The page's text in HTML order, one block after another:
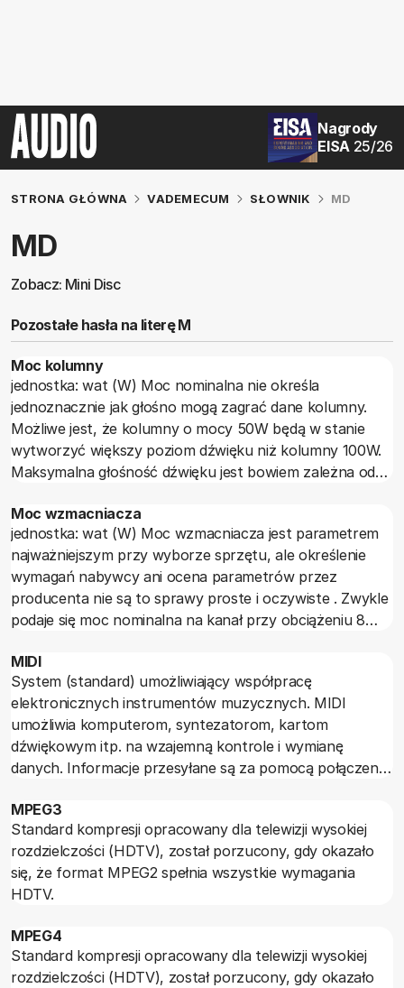
Nagrody
EISA 25/26
STRONA GŁÓWNA VADEMECUM SŁOWNIK MD
MD
Zobacz: Mini Disc
Pozostałe hasła na literę M
Moc kolumny
jednostka: wat (W) Moc nominalna nie określa
jednoznacznie jak głośno mogą zagrać dane kolumny.
Możliwe jest, że kolumny o mocy 50W będą w stanie
wytworzyć większy poziom dźwięku niż kolumny 100W.
Maksymalna głośność dźwięku jest bowiem zależna od
w energię akustyczną, a także od konstrukcji
mechanicznej kolumny, od powierzchni głośników,
zakresu wychyleń membran, przekrojów tuneli bass
reflexu czy też wielkości membrany biernej. Nie należy
kupować wzmacniacza o mocy mniejszej niż to zaleca
producent kolumn. Oprócz mocy nominalnej podaje się
wartości.
Moc wzmacniacza
jednostka: wat (W) Moc wzmacniacza jest parametrem
najważniejszym przy wyborze sprzętu, ale określenie
wymagań nabywcy ani ocena parametrów przez
producenta nie są to sprawy proste i oczywiste . Zwykle
podaje się moc nominalna na kanał przy obciążeniu 8
też moc na obciążeniu 4 omów. We wzmacniaczu o
zerowej impedancji wyjściowej powinna ona być dwa razy
większa niż na 8 omach. Jednak w rzeczywistych
wzmacniaczach zadowalającym wynikiem jest, jeśli moc
na 4 omach jest o 50-70 procent większa niż na 8
omach. Wszelkie informacje o mocy chwilowej,
nominalna należy traktować bardzo ostrożnie. Są to
wprawdzie parametry istotne, bo ze względu na
charakter sygnału muzycznego nadwyżka mocy
chwilowej ponad wartość mocy średniej (czyli
nominalnej) jest bardzo istotna, ale porównując ten
uwagę na porównywalność definicji i warunków pomiaru.
MIDI
System (standard) umożliwiający współpracę
elektronicznych instrumentów muzycznych. MIDI
umożliwia komputerom, syntezatorom, kartom
dźwiękowym itp. na wzajemną kontrole i wymianę
danych. Informacje przesyłane są za pomocą połączenia
informacja składająca się z opisów: wysokości dźwięku,
jego natężenia, modulacji itp. (jednocześnie dla 16
kanałów). Ostatnio szeregowy standard MIDI został
zastąpiony przez MIDI USB.
MPEG3
Standard kompresji opracowany dla telewizji wysokiej
rozdzielczości (HDTV), został porzucony, gdy okazało
się, że format MPEG2 spełnia wszystkie wymagania
HDTV.
MPEG4
Standard kompresji opracowany dla telewizji wysokiej
rozdzielczości (HDTV), został porzucony, gdy okazało